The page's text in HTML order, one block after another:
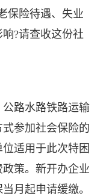
保险待遇、失业
?请查收这份社
路水路铁路运输
参加社会保险的
适用于此次特困
策。新开办企业
月起申请缓缴。